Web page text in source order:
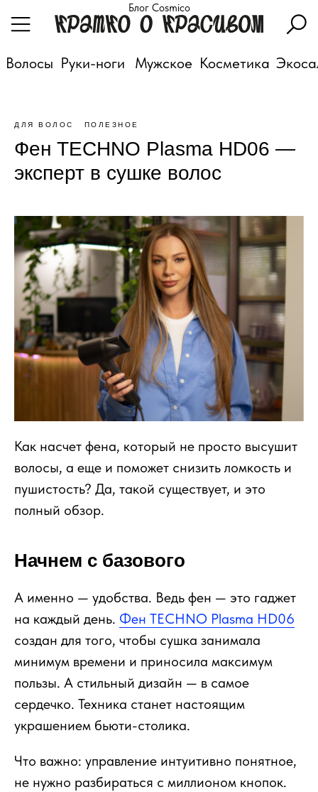
Блог Cosmico
Мужское
Руки-ноги
Волосы Косметика
ДЛЯ ВОЛОС ПОЛЕЗНОЕ
Фен TECHNO Plasma HD06 —
эксперт в сушке волос
Как насчет фена, который не просто высушит
волосы, а еще и поможет снизить ломкость и
пушистость? Да, такой существует, и это
полный обзор.
Начнем с базового
А именно — удобства. Ведь фен — это гаджет
на каждый день. Фен TECHNO Plasma HD06
создан для того, чтобы сушка занимала
минимум времени и приносила максимум
пользы. А стильный дизайн — в самое
сердечко. Техника станет настоящим
украшением бьюти-столика.
Что важно: управление интуитивно понятное,
не нужно разбираться с миллионом кнопок.